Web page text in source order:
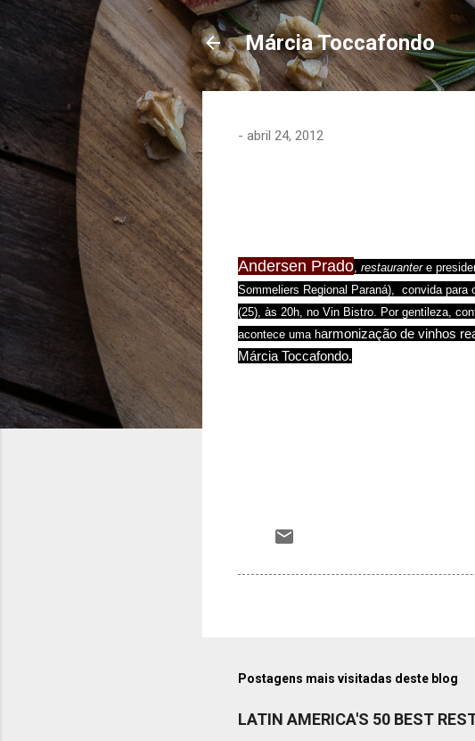
Márcia Toccafondo
- abril 24, 2012
Andersen Prado restaurantere
Sommeliers Regional Paraná), convida para
(25), às 20h, no Vin Bistro. Por gentileza,
acontece uma harmonização de vinhos
Márcia Toccafondo.
Postagens mais visitadas deste blog
LATIN AMERICA'S 50 BEST